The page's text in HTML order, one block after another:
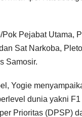
Pejabat Utama,
Sat Narkoba,
Samosir.
Yogie
dunia yakni
Prioritas (DPSP)